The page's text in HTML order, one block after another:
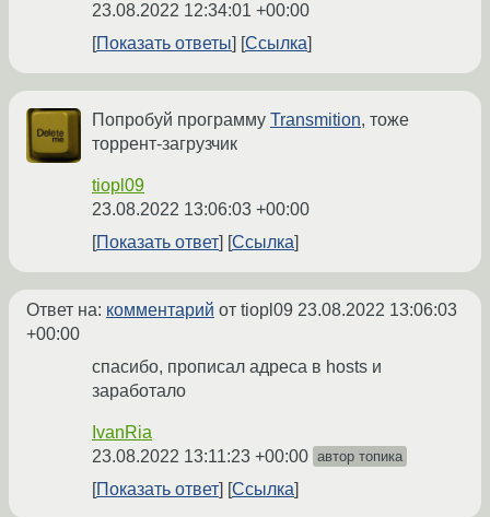
23.08.2022 12:34:01 +00:00
Показать ответы
Ссылка
Попробуй программу Transmition, тоже
торрент-загрузчик
tiopl09
23.08.2022 13:06:03 +00:00
Показать ответ
Ссылка
Ответ на: комментарий от tiopl09 23.08.2022 13:06:03
+00:00
спасибо, прописал адреса в hosts и
заработало
IvanRia
23.08.2022 13:11:23 +00:00 автор топика
Показать ответ Ссылка